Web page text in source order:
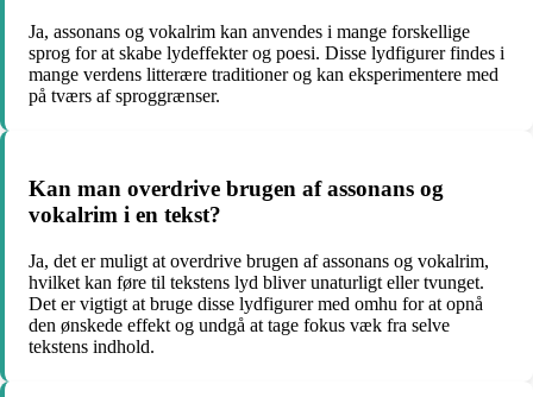
Ja, assonans og vokalrim kan anvendes i mange forskellige
sprog for at skabe lydeffekter og poesi. Disse lydfigurer findes i
mange verdens litterære traditioner og kan eksperimentere med
på tværs af sproggrænser.
Kan man overdrive brugen af assonans og
vokalrim i en tekst?
Ja, det er muligt at overdrive brugen af assonans og vokalrim,
hvilket kan føre til tekstens lyd bliver unaturligt eller tvunget.
Det er vigtigt at bruge disse lydfigurer med omhu for at opnå
den ønskede effekt og undgå at tage fokus væk fra selve
tekstens indhold.